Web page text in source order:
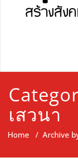
เสวนา
Home / Archive